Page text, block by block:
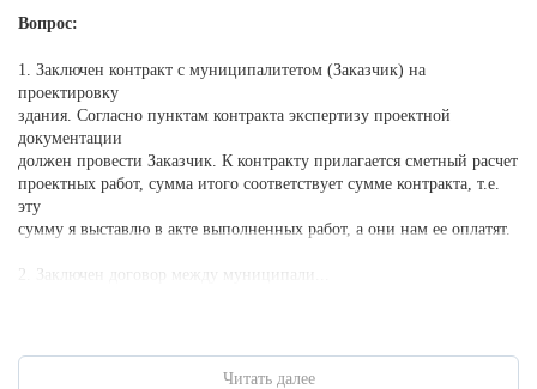
Вопрос:
1. Заключен контракт с муниципалитетом (Заказчик) на
проектировку
здания. Согласно пунктам контракта экспертизу проектной
документации
должен провести Заказчик. К контракту прилагается сметный расчет
проектных работ, сумма итого соответствует сумме контракта, т.е.
эту
сумму я выставлю в акте выполненных работ, а они нам ее оплатят.
2. Заключен договор между муниципали...
Читать далее